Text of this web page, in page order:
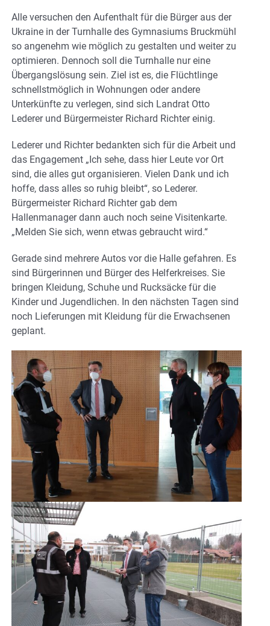
Alle versuchen den Aufenthalt für die Bürger aus der
Ukraine in der Turnhalle des Gymnasiums Bruckmühl
so angenehm wie möglich zu gestalten und weiter zu
optimieren. Dennoch soll die Turnhalle nur eine
Übergangslösung sein. Ziel ist es, die Flüchtlinge
schnellstmöglich in Wohnungen oder andere
Unterkünfte zu verlegen, sind sich Landrat Otto
Lederer und Bürgermeister Richard Richter einig.
Lederer und Richter bedankten sich für die Arbeit und
das Engagement „Ich sehe, dass hier Leute vor Ort
sind, die alles gut organisieren. Vielen Dank und ich
hoffe, dass alles so ruhig bleibt“, so Lederer.
Bürgermeister Richard Richter gab dem
Hallenmanager dann auch noch seine Visitenkarte.
„Melden Sie sich, wenn etwas gebraucht wird.“
Gerade sind mehrere Autos vor die Halle gefahren. Es
sind Bürgerinnen und Bürger des Helferkreises. Sie
bringen Kleidung, Schuhe und Rucksäcke für die
Kinder und Jugendlichen. In den nächsten Tagen sind
noch Lieferungen mit Kleidung für die Erwachsenen
geplant.